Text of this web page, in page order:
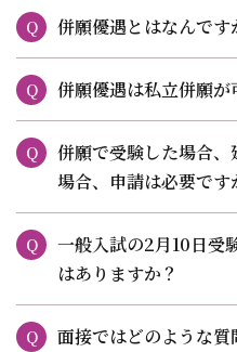
Q 併願優遇とはなんです
Q 併願優遇は私立併願が
Q
併願で受験した場合
場合、申請は必要です
Q
一般入試の2月10日受
はありますか？
Q
面接ではどのような